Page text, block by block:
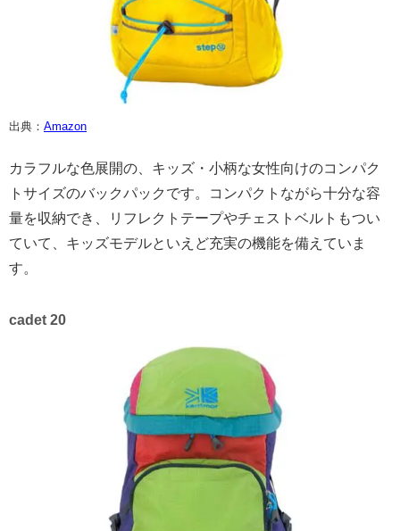
出典： Amazon
カラフルな色展開の、キッズ・小柄な女性向けのコンパク
トサイズのバックパックです。コンパクトながら十分な容
量を収納でき、リフレクトテープやチェストベルトもつい
ていて、キッズモデルといえど充実の機能を備えていま
す。
cadet 20